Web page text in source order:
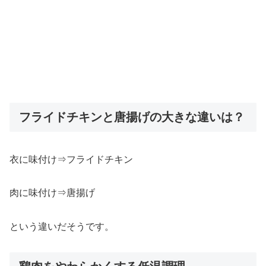
フライドチキンと唐揚げの大きな違いは？
衣に味付け⇒フライドチキン
肉に味付け⇒唐揚げ
という違いだそうです。